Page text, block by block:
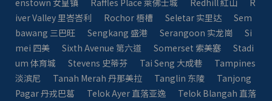
iver Valley 里峇峇利
Rochor 梧槽 Seletar 实里达
Sem
bawang 三巴旺
Sengkang 盛港 Serangoon 实龙崗
Si
mei 四美
Sixth Avenue 第六道 Somerset 索美塞
Stadi
um 体育城
Stevens 史蒂芬 Tai Seng 大成巷
Tampines
淡滨尼
Tanah Merah 丹那美拉 Tanglin 东陵
Tanjong
Pagar 丹戎巴葛
Telok Ayer 直落亚逸
Telok Blangah 直落